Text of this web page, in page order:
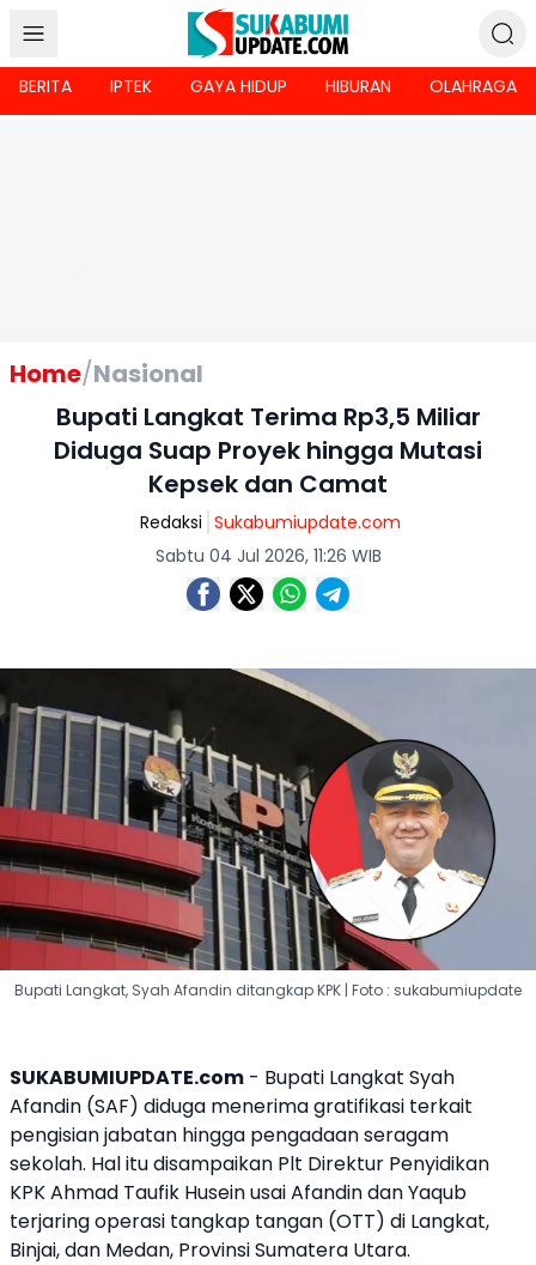
BERITA IPTEK GAYA HIDUP HIBURAN OLAHRAGA
Home/Nasional
Bupati Langkat Terima Rp3,5 Miliar
Diduga Suap Proyek hingga Mutasi
Kepsek dan Camat
Redaksi Sukabumiupdate.com
Sabtu 04 Jul 2026, 11:26 WIB
Bupati Langkat, Syah Afandin ditangkap KPK | Foto : sukabumiupdate
SUKABUMIUPDATE.com - Bupati Langkat Syah
Afandin (SAF) diduga menerima gratifikasi terkait
pengisian jabatan hingga pengadaan seragam
sekolah. Hal itu disampaikan Plt Direktur Penyidikan
KPK Ahmad Taufik Husein usai Afandin dan Yaqub
terjaring operasi tangkap tangan (OTT) di Langkat,
Binjai, dan Medan, Provinsi Sumatera Utara.